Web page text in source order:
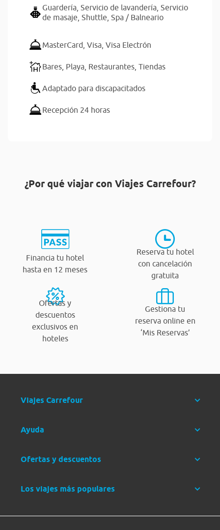
Guardería, Servicio de lavandería, Servicio
de masaje, Shuttle, Spa / Balneario
MasterCard, Visa, Visa Electrón
Bares, Playa, Restaurantes, Tiendas
Adaptado para discapacitados
Recepción 24 horas
¿Por qué viajar con Viajes Carrefour?
Financia tu hotel
hasta en 12 meses
Reserva tu hotel
con cancelación
gratuita
Ofertas y
descuentos
exclusivos en
hoteles
Gestiona tu
reserva online en
‘Mis Reservas’
Viajes Carrefour
Ayuda
Ofertas y descuentos
Los viajes más populares